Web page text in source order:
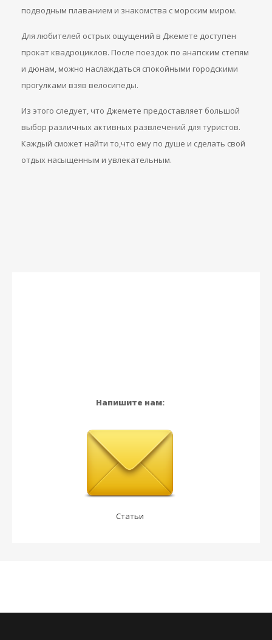
подводным плаванием и знакомства с морским миром.
Для любителей острых ощущений в Джемете доступен
прокат квадроциклов. После поездок по анапским степям
и дюнам, можно наслаждаться спокойными городскими
прогулками взяв велосипеды.
Из этого следует, что Джемете предоставляет большой
выбор различных активных развлечений для туристов.
Каждый сможет найти то,что ему по душе и сделать свой
отдых насыщенным и увлекательным.
Напишите нам:
Статьи